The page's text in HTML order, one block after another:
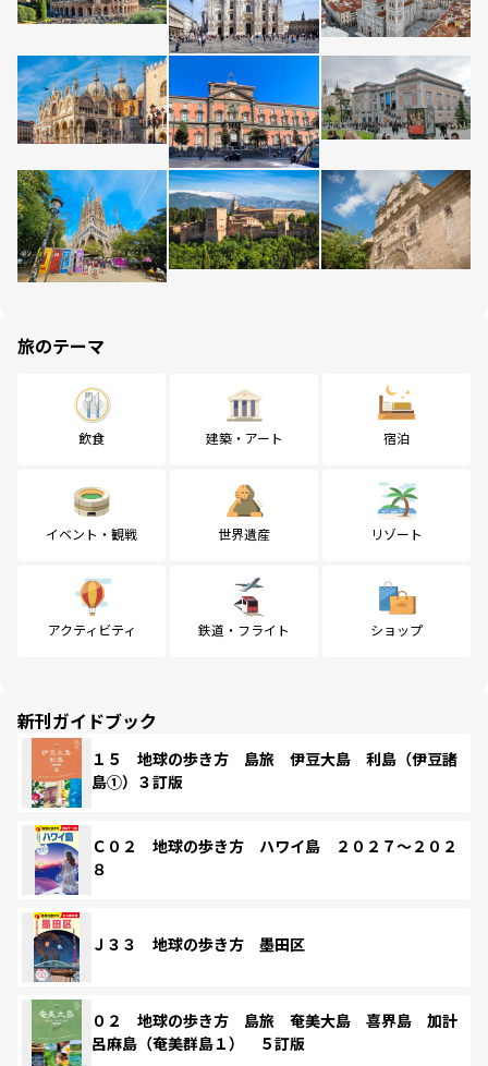
旅のテーマ
飲食 建築・アート 宿泊
イベント・観戦 世界遺産 リゾート
アクティビティ 鉄道・フライト ショップ
新刊ガイドブック
１５ 地球の歩き方 島旅 伊豆大島 利島（伊豆諸
島①）３訂版
Ｃ０２ 地球の歩き方 ハワイ島 ２０２７～２０２
８
Ｊ３３ 地球の歩き方 墨田区
０２ 地球の歩き方 島旅 奄美大島 喜界島 加計
呂麻島（奄美群島１） ５訂版